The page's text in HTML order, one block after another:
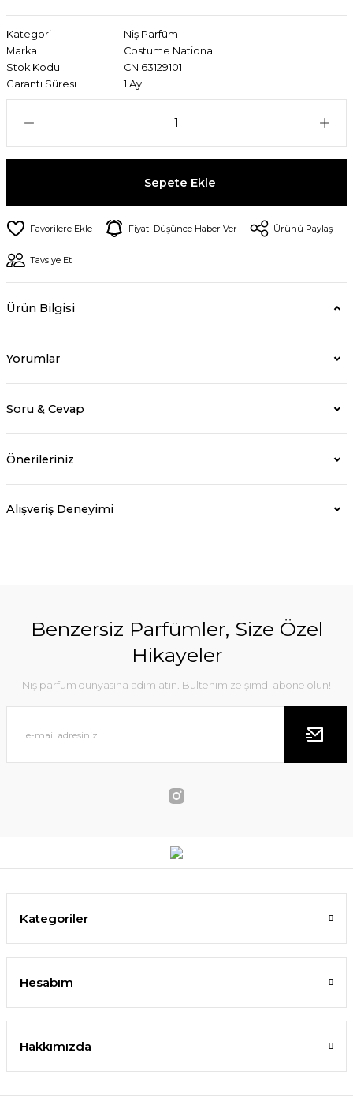
Kategori
Niş Parfüm
Marka
Costume National
Stok Kodu
CN 63129101
Garanti Süresi
1 Ay
Sepete Ekle
Fiyatı Düşünce Haber Ver Ürünü Paylaş
Tavsiye Et
Ürün Bilgisi
Yorumlar
Soru & Cevap
Önerileriniz
Alışveriş Deneyimi
Benzersiz Parfümler, Size Özel
Hikayeler
Niş parfüm dünyasına adım atın. Bültenimize şimdi abone olun!
Kategoriler
Hesabım
Hakkımızda